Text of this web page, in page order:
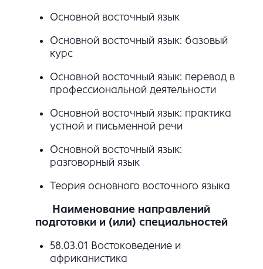
Основной восточный язык
Основной восточный язык: базовый
курс
Основной восточный язык: перевод в
профессиональной деятельности
Основной восточный язык: практика
устной и письменной речи
Основной восточный язык:
разговорный язык
Теория основного восточного языка
Наименование направлений
подготовки и (или) специальностей
58.03.01 Востоковедение и
африканистика